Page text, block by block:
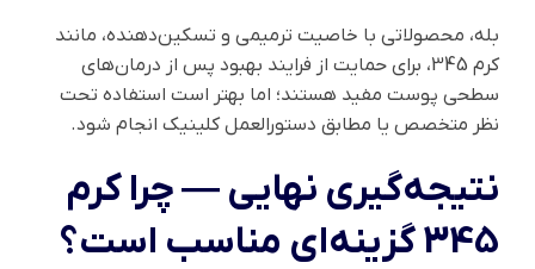
بله، محصولاتی با خاصیت ترمیمی و تسکین‌دهنده، مانند
کرم 345، برای حمایت از فرایند بهبود پس از درمان‌های
سطحی پوست مفید هستند؛ اما بهتر است استفاده تحت
نظر متخصص یا مطابق دستورالعمل کلینیک انجام شود.
نتیجه‌گیری نهایی — چرا کرم
345 گزینه‌ای مناسب است؟